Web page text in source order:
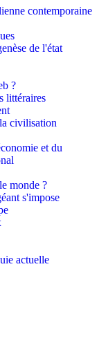
contemporaine
de l'état
?
littéraires
civilisation
et du
monde ?
s'impose
actuelle